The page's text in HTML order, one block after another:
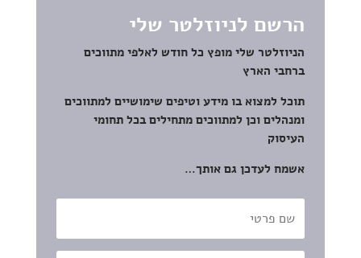
הרשם לניוזלטר שלי
הניוזלטר שלי מופץ כל חודש לאלפי מתווכים
ברחבי הארץ
תוכל למצוא בו מידע וטיפים שימושיים למתווכים
ומנהלים וכן למתווכים מתחילים בכל תחומי
העיסוק
אשמח לעדכן גם אותך…